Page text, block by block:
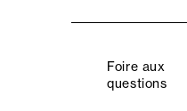
Foire aux
questions